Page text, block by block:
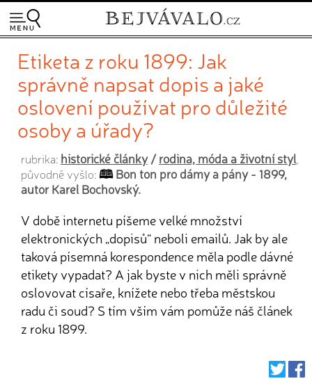
Etiketa z roku 1899: Jak
správně napsat dopis a jaké
oslovení používat pro důležité
osoby a úřady?
rubrika: historické články/rodina, móda a životní styl
původně vyšlo:
Bon ton pro dámy a pány - 1899,
autor Karel Bochovský.
V době internetu píšeme velké množství
elektronických „dopisů“ neboli emailů. Jak by ale
taková písemná korespondence měla podle dávné
etikety vypadat? A jak byste v nich měli správně
oslovovat císaře, knížete nebo třeba městskou
radu či soud? S tím vším vám pomůže náš článek
z roku 1899.